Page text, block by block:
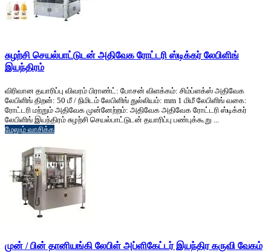
சுழற்சி செயல்பாட்டுடன் அதிவேக ரோட்டரி ஸ்டிக்கர் லேபிளிங்
இயந்திரம்
விரிவான தயாரிப்பு விவரம் பிராண்ட்: போசன் விளக்கம்: சிம்ப்ளக்ஸ் அதிவேக
லேபிளிங் திறன்: 50 மீ / நிமிடம் லேபிளிங் துல்லியம்: mm 1 மிமீ லேபிளிங் வகை:
ரோட்டரி மற்றும் அதிவேக முன்னேற்றம்: அதிவேக அதிவேக ரோட்டரி ஸ்டிக்கர்
லேபிளிங் இயந்திரம் சுழற்சி செயல்பாட்டுடன் தயாரிப்பு பண்புக்கூறு ...
மேலும் வாசிக்க
முன் / பின் தானியங்கி லேபிள் அப்ளிகேட்டர் இயந்திர கருவி வேகம்